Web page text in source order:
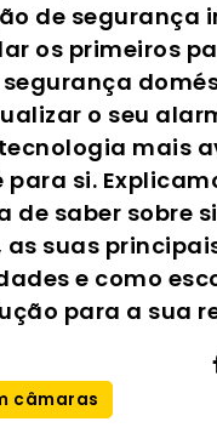
de segurança
os primeiros
o seu
mais
para si.
de saber sobre
as suas
e como
para a sua
câmaras